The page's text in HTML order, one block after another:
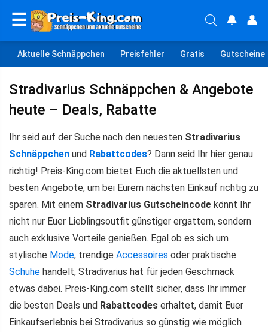
☰ 🔔 👤
Aktuelle Schnäppchen Preisfehler Gratis Gutscheine
Stradivarius Schnäppchen & Angebote
heute – Deals, Rabatte
Ihr seid auf der Suche nach den neuesten Stradivarius
Schnäppchen und Rabattcodes? Dann seid Ihr hier genau
richtig! Preis-King.com bietet Euch die aktuellsten und
besten Angebote, um bei Eurem nächsten Einkauf richtig zu
sparen. Mit einem Stradivarius Gutscheincode könnt Ihr
nicht nur Euer Lieblingsoutfit günstiger ergattern, sondern
auch exklusive Vorteile genießen. Egal ob es sich um
stylische Mode, trendige Accessoires oder praktische
Schuhe handelt, Stradivarius hat für jeden Geschmack
etwas dabei. Preis-King.com stellt sicher, dass Ihr immer
die besten Deals und Rabattcodes erhaltet, damit Euer
Einkaufserlebnis bei Stradivarius so günstig wie möglich